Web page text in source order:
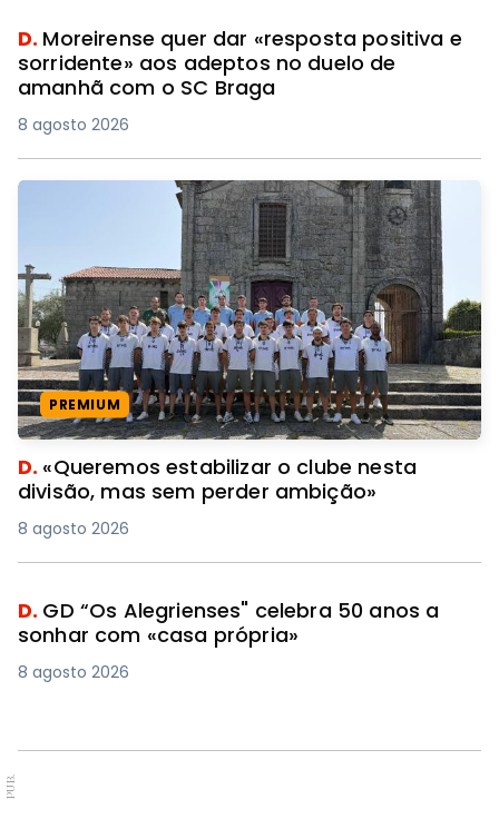
D. Moreirense quer dar «resposta positiva e
sorridente» aos adeptos no duelo de
amanhã com o SC Braga
8 agosto 2026
PREMIUM
D. «Queremos estabilizar o clube nesta
divisão, mas sem perder ambição»
8 agosto 2026
D. GD “Os Alegrienses" celebra 50 anos a
sonhar com «casa própria»
8 agosto 2026
PUB.